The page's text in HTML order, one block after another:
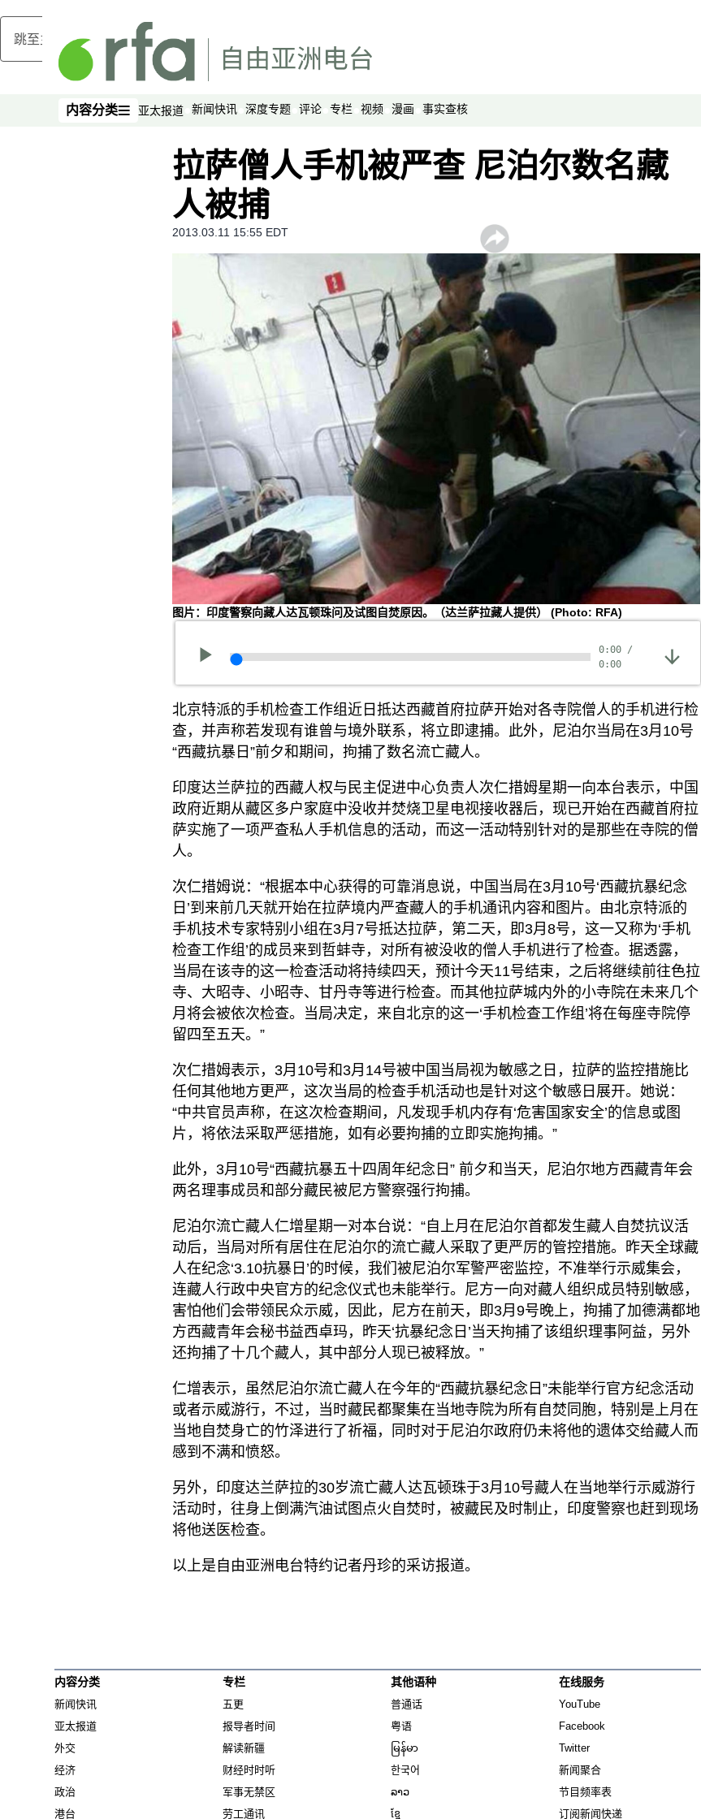
跳至主内容
内容分类
内容分类 亚太报道 新闻快讯 深度专题 评论 专栏 视频 漫画 事实查核
漫画
亚洲很想聊
观点
专题与访谈
兵家常事
拉萨僧人手机被严查 尼泊尔数名藏
人被捕
2013.03.11 15:55 EDT
图片：印度警察向藏人达瓦顿珠问及试图自焚原因。（达兰萨拉藏人提供） (Photo: RFA)
0:00 /
0:00
北京特派的手机检查工作组近日抵达西藏首府拉萨开始对各寺院僧人的手机进行检
查，并声称若发现有谁曾与境外联系，将立即逮捕。此外，尼泊尔当局在3月10号
“西藏抗暴日”前夕和期间，拘捕了数名流亡藏人。
印度达兰萨拉的西藏人权与民主促进中心负责人次仁措姆星期一向本台表示，中国
政府近期从藏区多户家庭中没收并焚烧卫星电视接收器后，现已开始在西藏首府拉
萨实施了一项严查私人手机信息的活动，而这一活动特别针对的是那些在寺院的僧
人。
次仁措姆说：“根据本中心获得的可靠消息说，中国当局在3月10号‘西藏抗暴纪念
日’到来前几天就开始在拉萨境内严查藏人的手机通讯内容和图片。由北京特派的
手机技术专家特别小组在3月7号抵达拉萨，第二天，即3月8号，这一又称为‘手机
检查工作组’的成员来到哲蚌寺，对所有被没收的僧人手机进行了检查。据透露，
当局在该寺的这一检查活动将持续四天，预计今天11号结束，之后将继续前往色拉
寺、大昭寺、小昭寺、甘丹寺等进行检查。而其他拉萨城内外的小寺院在未来几个
月将会被依次检查。当局决定，来自北京的这一‘手机检查工作组’将在每座寺院停
留四至五天。”
次仁措姆表示，3月10号和3月14号被中国当局视为敏感之日，拉萨的监控措施比
任何其他地方更严，这次当局的检查手机活动也是针对这个敏感日展开。她说：
“中共官员声称，在这次检查期间，凡发现手机内存有‘危害国家安全’的信息或图
片，将依法采取严惩措施，如有必要拘捕的立即实施拘捕。”
此外，3月10号“西藏抗暴五十四周年纪念日” 前夕和当天，尼泊尔地方西藏青年会
两名理事成员和部分藏民被尼方警察强行拘捕。
尼泊尔流亡藏人仁增星期一对本台说：“自上月在尼泊尔首都发生藏人自焚抗议活
动后，当局对所有居住在尼泊尔的流亡藏人采取了更严厉的管控措施。昨天全球藏
人在纪念‘3.10抗暴日’的时候，我们被尼泊尔军警严密监控，不准举行示威集会，
连藏人行政中央官方的纪念仪式也未能举行。尼方一向对藏人组织成员特别敏感，
害怕他们会带领民众示威，因此，尼方在前天，即3月9号晚上，拘捕了加德满都地
方西藏青年会秘书益西卓玛，昨天‘抗暴纪念日’当天拘捕了该组织理事阿益，另外
还拘捕了十几个藏人，其中部分人现已被释放。”
仁增表示，虽然尼泊尔流亡藏人在今年的“西藏抗暴纪念日”未能举行官方纪念活动
或者示威游行，不过，当时藏民都聚集在当地寺院为所有自焚同胞，特别是上月在
当地自焚身亡的竹泽进行了祈福，同时对于尼泊尔政府仍未将他的遗体交给藏人而
感到不满和愤怒。
另外，印度达兰萨拉的30岁流亡藏人达瓦顿珠于3月10号藏人在当地举行示威游行
活动时，往身上倒满汽油试图点火自焚时，被藏民及时制止，印度警察也赶到现场
将他送医检查。
以上是自由亚洲电台特约记者丹珍的采访报道。
内容分类
新闻快讯
亚太报道
外交
经济
政治
港台
专栏
五更
报导者时间
解读新疆
财经时时听
军事无禁区
劳工通讯
其他语种
普通话
粤语
မြန်မာ
한국어
ລາວ
ខ្មែ
在线服务
YouTube
Facebook
Twitter
新闻聚合
节目频率表
订阅新闻快递